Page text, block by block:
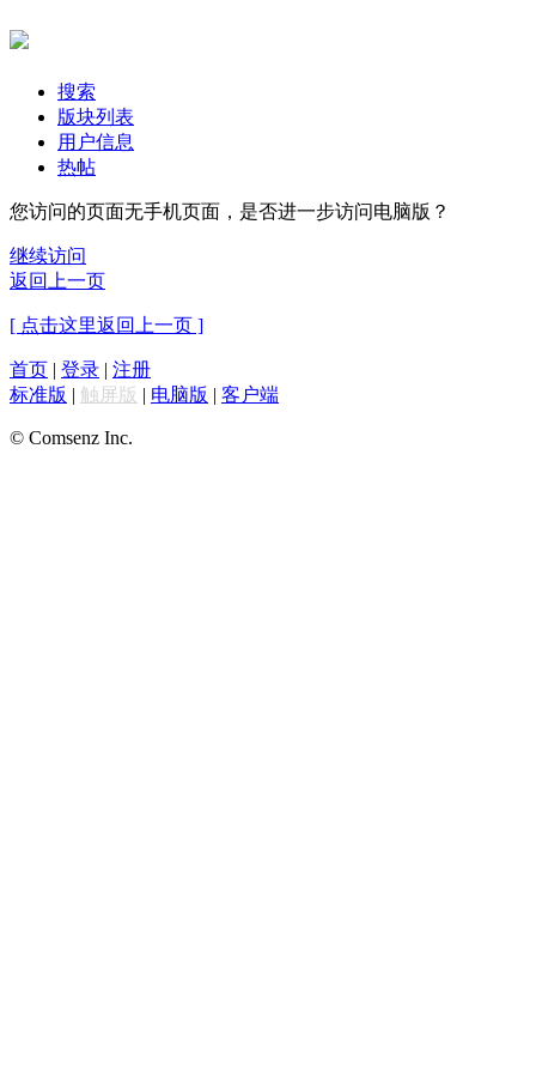
搜索
版块列表
用户信息
热帖
您访问的页面无手机页面，是否进一步访问电脑版？
继续访问
返回上一页
[ 点击这里返回上一页 ]
首页 | 登录 | 注册
标准版 | 触屏版 | 电脑版 | 客户端
© Comsenz Inc.